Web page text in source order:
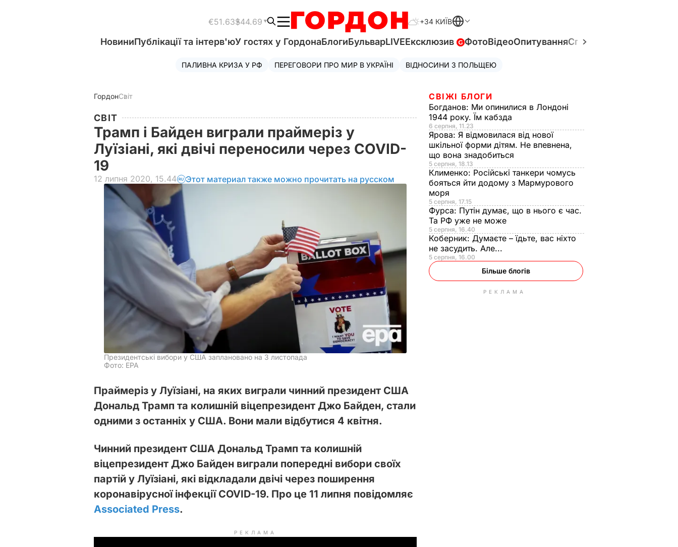
€51.63$44.69 +34 КИЇВ
НовиниПублікації та інтерв'юУ гостях у ГордонаБлогиБульварLIVEЕксклюзив ФотоВідеоОпитуванняСпецпроєкти
ПАЛИВНА КРИЗА У РФ ПЕРЕГОВОРИ ПРО МИР В УКРАЇНІ ВІДНОСИНИ З ПОЛЬЩЕЮ
ГордонСвіт
СВІТ
Трамп і Байден виграли праймеріз у
Луїзіані, які двічі переносили через COVID-
19
12 липня 2020, 15.44 Этот материал также можно прочитать на русском
Президентські вибори у США заплановано на 3 листопада
Фото: EPA
Праймеріз у Луїзіані, на яких виграли чинний президент США
Дональд Трамп та колишній віцепрезидент Джо Байден, стали
одними з останніх у США. Вони мали відбутися 4 квітня.
Чинний президент США Дональд Трамп та колишній
віцепрезидент Джо Байден виграли попередні вибори своїх
партій у Луїзіані, які відкладали двічі через поширення
коронавірусної інфекції COVID-19. Про це 11 липня повідомляє
Associated Press.
РЕКЛАМА
СВІЖІ БЛОГИ
Богданов: Ми опинилися в Лондоні
1944 року. Їм кабзда
6 серпня, 11.23
Ярова: Я відмовилася від нової
шкільної форми дітям. Не впевнена,
що вона знадобиться
5 серпня, 18.13
Клименко: Російські танкери чомусь
бояться йти додому з Мармурового
моря
5 серпня, 17.15
Фурса: Путін думає, що в нього є час.
Та РФ уже не може
5 серпня, 16.40
Коберник: Думаєте – їдьте, вас ніхто
не засудить. Але...
5 серпня, 16.00
Більше блогів
РЕКЛАМА